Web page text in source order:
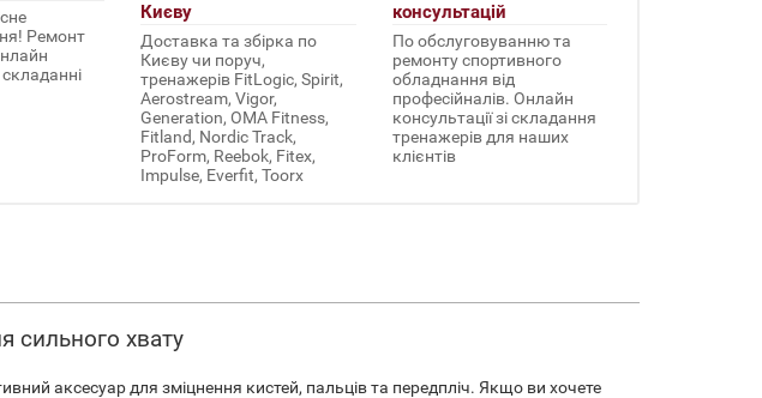
Ремонт
Києву
Доставка та збірка по
Києву чи поруч,
тренажерів FitLogic, Spirit,
Aerostream, Vigor,
Generation, OMA Fitness,
Fitland, Nordic Track,
ProForm, Reebok, Fitex,
Impulse, Everfit, Toorx
консультацій
По обслуговуванню та
ремонту спортивного
обладнання від
професійналів. Онлайн
консультації зі складання
тренажерів для наших
клієнтів
сильного хвату
аксесуар для зміцнення кистей, пальців та передпліч. Якщо ви хочете